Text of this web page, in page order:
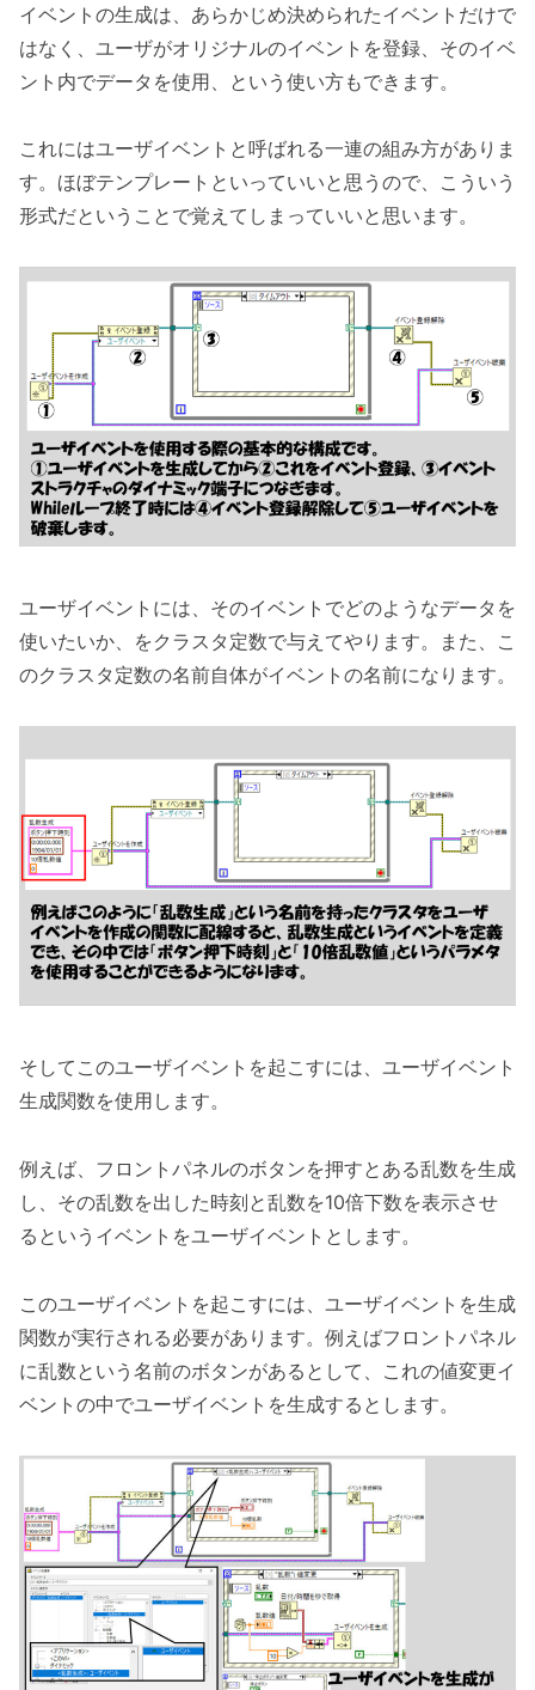
イベントの生成は、あらかじめ決められたイベントだけで
はなく、ユーザがオリジナルのイベントを登録、そのイベ
ント内でデータを使用、という使い方もできます。
これにはユーザイベントと呼ばれる一連の組み方がありま
す。ほぼテンプレートといっていいと思うので、こういう
形式だということで覚えてしまっていいと思います。
ユーザイベントには、そのイベントでどのようなデータを
使いたいか、をクラスタ定数で与えてやります。また、こ
のクラスタ定数の名前自体がイベントの名前になります。
そしてこのユーザイベントを起こすには、ユーザイベント
生成関数を使用します。
例えば、フロントパネルのボタンを押すとある乱数を生成
し、その乱数を出した時刻と乱数を10倍下数を表示させ
るというイベントをユーザイベントとします。
このユーザイベントを起こすには、ユーザイベントを生成
関数が実行される必要があります。例えばフロントパネル
に乱数という名前のボタンがあるとして、これの値変更イ
ベントの中でユーザイベントを生成するとします。